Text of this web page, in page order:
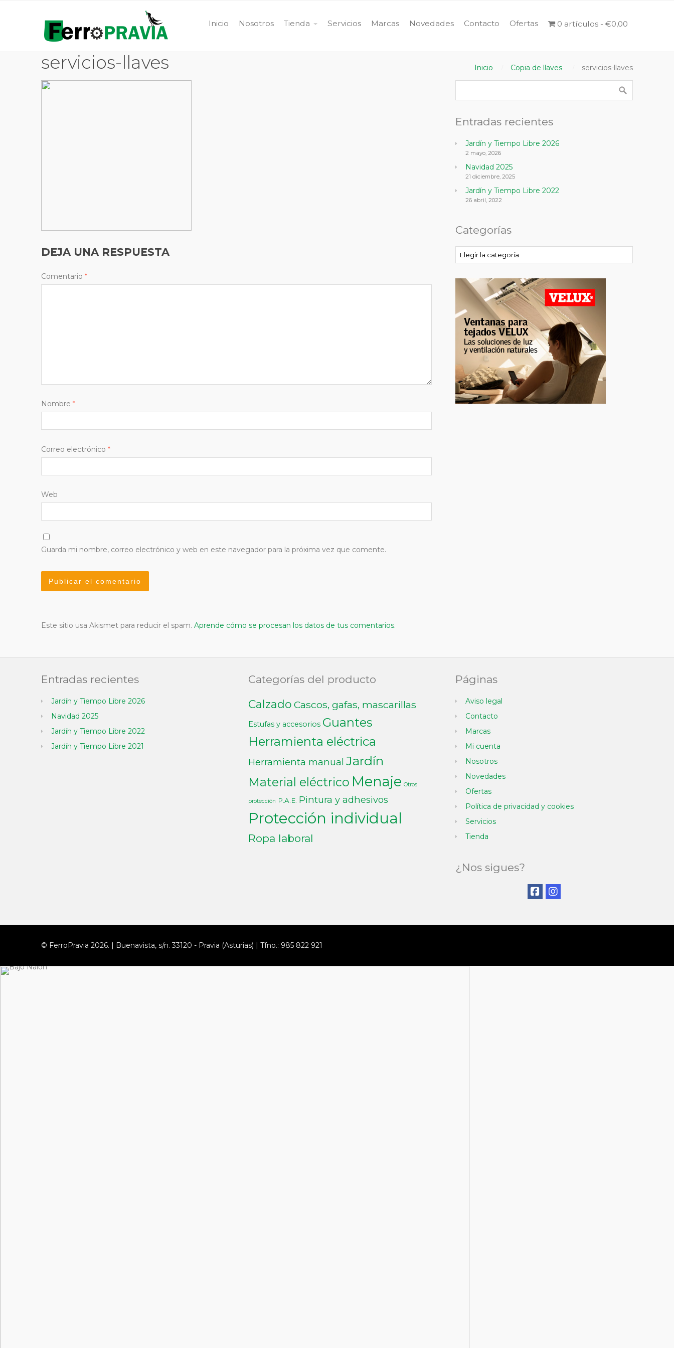
Inicio Nosotros Tienda Servicios Marcas Novedades Contacto Ofertas 0 artículos €0,00
servicios-llaves Inicio Copia de llaves servicios-llaves
DEJA UNA RESPUESTA
Comentario *
Nombre *
Correo electrónico *
Web
Guarda mi nombre, correo electrónico y web en este navegador para la próxima vez que comente.
Este sitio usa Akismet para reducir el spam. Aprende cómo se procesan los datos de tus comentarios.
Entradas recientes
Jardín y Tiempo Libre 2026
2 mayo, 2026
Navidad 2025
21 diciembre, 2025
Jardín y Tiempo Libre 2022
26 abril, 2022
Categorías
Categorías
Entradas recientes
Jardín y Tiempo Libre 2026
Navidad 2025
Jardín y Tiempo Libre 2022
Jardín y Tiempo Libre 2021
Categorías del producto
Calzado Cascos, gafas, mascarillas
Estufas y accesorios Guantes
Herramienta eléctrica
Herramienta manual Jardín
Material eléctrico Menaje Otros
protección P.A.E. Pintura y adhesivos
Protección individual
Ropa laboral
Páginas
Aviso legal
Contacto
Marcas
Mi cuenta
Nosotros
Novedades
Ofertas
Política de privacidad y cookies
Servicios
Tienda
¿Nos sigues?
© FerroPravia 2026. | Buenavista, s/n. 33120 - Pravia (Asturias) | Tfno.: 985 822 921